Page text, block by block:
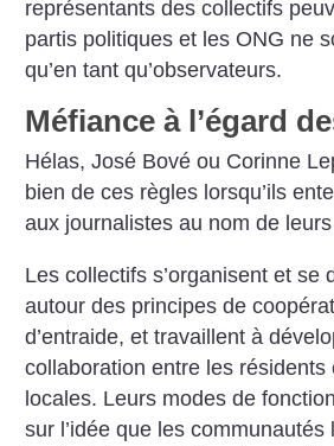
représentants des collectifs
partis politiques et les ONG ne
qu’en tant qu’observateurs.
Méfiance à l’égard
Hélas, José Bové ou Corinne
bien de ces règles lorsqu’ils
aux journalistes au nom de
Les collectifs s’organisent et se
autour des principes de
d’entraide, et travaillent à
collaboration entre les résidents
locales. Leurs modes de
sur l’idée que les communautés